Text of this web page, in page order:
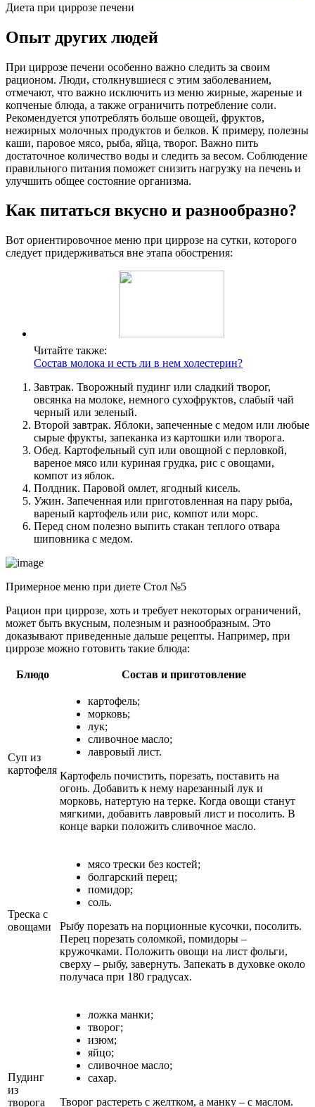
Диета при циррозе печени
Опыт других людей
При циррозе печени особенно важно следить за своим
рационом. Люди, столкнувшиеся с этим заболеванием,
отмечают, что важно исключить из меню жирные, жареные и
копченые блюда, а также ограничить потребление соли.
Рекомендуется употреблять больше овощей, фруктов,
нежирных молочных продуктов и белков. К примеру, полезны
каши, паровое мясо, рыба, яйца, творог. Важно пить
достаточное количество воды и следить за весом. Соблюдение
правильного питания поможет снизить нагрузку на печень и
улучшить общее состояние организма.
Как питаться вкусно и разнообразно?
Вот ориентировочное меню при циррозе на сутки, которого
следует придерживаться вне этапа обострения:
Читайте также:
Состав молока и есть ли в нем холестерин?
Завтрак. Творожный пудинг или сладкий творог,
овсянка на молоке, немного сухофруктов, слабый чай
черный или зеленый.
Второй завтрак. Яблоки, запеченные с медом или любые
сырые фрукты, запеканка из картошки или творога.
Обед. Картофельный суп или овощной с перловкой,
вареное мясо или куриная грудка, рис с овощами,
компот из яблок.
Полдник. Паровой омлет, ягодный кисель.
Ужин. Запеченная или приготовленная на пару рыба,
вареный картофель или рис, компот или морс.
Перед сном полезно выпить стакан теплого отвара
шиповника с медом.
Примерное меню при диете Стол №5
Рацион при циррозе, хоть и требует некоторых ограничений,
может быть вкусным, полезным и разнообразным. Это
доказывают приведенные дальше рецепты. Например, при
циррозе можно готовить такие блюда:
Блюдо Состав и приготовление
Суп из
картофеля
картофель;
морковь;
лук;
сливочное масло;
лавровый лист.
Картофель почистить, порезать, поставить на
огонь. Добавить к нему нарезанный лук и
морковь, натертую на терке. Когда овощи станут
мягкими, добавить лавровый лист и посолить. В
конце варки положить сливочное масло.
Треска с
овощами
мясо трески без костей;
болгарский перец;
помидор;
соль.
Рыбу порезать на порционные кусочки, посолить.
Перец порезать соломкой, помидоры –
кружочками. Положить овощи на лист фольги,
сверху – рыбу, завернуть. Запекать в духовке около
получаса при 180 градусах.
Пудинг
из
творога
ложка манки;
творог;
изюм;
яйцо;
сливочное масло;
сахар.
Творог растереть с желтком, а манку – с маслом.